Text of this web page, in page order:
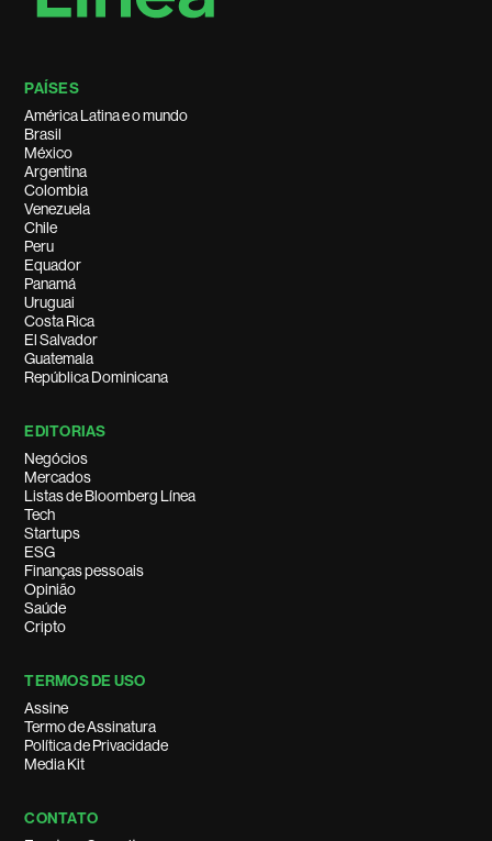
PAÍSES
América Latina e o mundo
Brasil
México
Argentina
Colombia
Venezuela
Chile
Peru
Equador
Panamá
Uruguai
Costa Rica
El Salvador
Guatemala
República Dominicana
EDITORIAS
Negócios
Mercados
Listas de Bloomberg Línea
Tech
Startups
ESG
Finanças pessoais
Opinião
Saúde
Cripto
TERMOS DE USO
Assine
Termo de Assinatura
Política de Privacidade
Media Kit
CONTATO